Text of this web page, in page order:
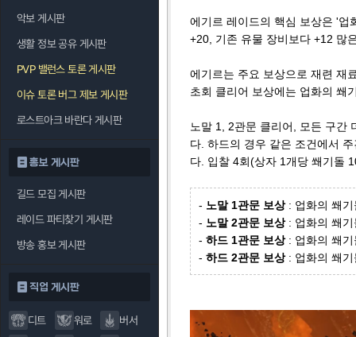
악보 게시판
생활 정보 공유 게시판
PVP 밸런스 토론 게시판
이슈 토론 버그 제보 게시판
로스트아크 바란다 게시판
홍보 게시판
길드 모집 게시판
레이드 파티찾기 게시판
방송 홍보 게시판
직업 게시판
디트 워로
버서
에기르 레이드의 핵심 보상은 '업
+20, 기존 유물 장비보다 +12 많
에기르는 주요 보상으로 재련 재
초회 클리어 보상에는 업화의 쐐
노말 1, 2관문 클리어, 모든 구간
다. 하드의 경우 같은 조건에서
다. 입찰 4회(상자 1개당 쐐기돌
- 노말 1관문 보상: 업화의 쐐기
- 노말 2관문 보상: 업화의 쐐기
- 하드 1관문 보상: 업화의 쐐기
- 하드 2관문 보상: 업화의 쐐기